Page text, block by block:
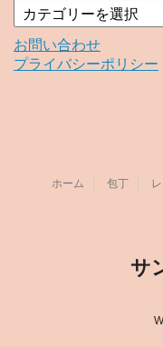
テ
ゴ
リ
お問い合わせ
プライバシーポリシー
ホーム 包丁
サ